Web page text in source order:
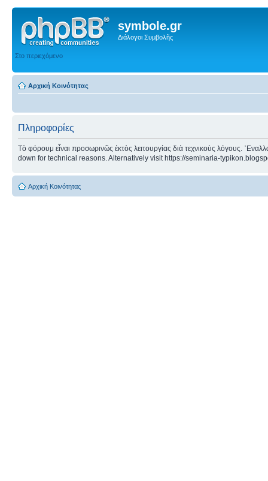
symbole.gr
Διάλογοι Συμβολῆς
Στο περιεχόμενο
Αρχική Κοινότητας
Πληροφορίες
Τὸ φόρουμ εἶναι προσωρινῶς ἐκτὸς λειτουργίας διὰ τεχνικοὺς λόγους.
down for technical reasons. Alternatively visit https://seminaria-
Αρχική Κοινότητας